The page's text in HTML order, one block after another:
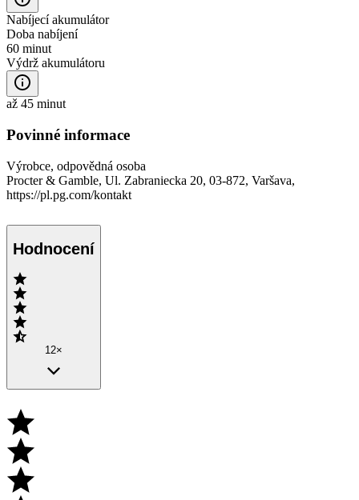
Nabíjecí akumulátor
Doba nabíjení
60 minut
Výdrž akumulátoru
až 45 minut
Povinné informace
Výrobce, odpovědná osoba
Procter & Gamble, Ul. Zabraniecka 20, 03-872, Varšava,
https://pl.pg.com/kontakt
Hodnocení
12×